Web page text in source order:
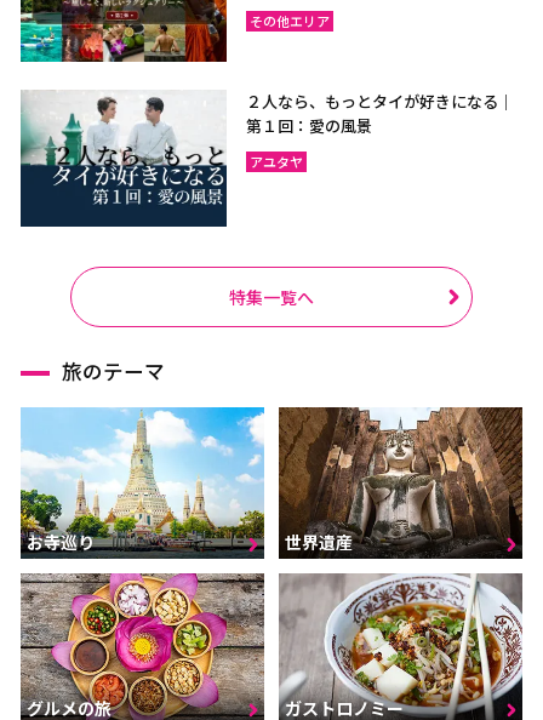
その他エリア
２人なら、もっとタイが好きになる｜
第１回：愛の風景
アユタヤ
特集一覧へ
旅のテーマ
お寺巡り 世界遺産
グルメの旅 ガストロノミー